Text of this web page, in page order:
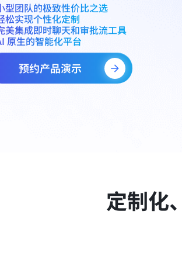
型团队的极致性价比之选
松实现个性化定制
美集成即时聊天和审批流工具
原生的智能化平台
预约产品演示
定制化